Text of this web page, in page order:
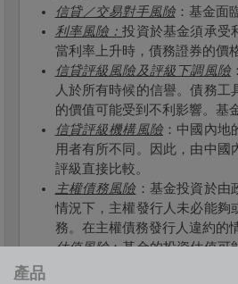
信貸／交易對手風險：基金面
利率風險：投資於基金須承受
當利率上升時，債務證券的價
信貸評級風險及評級下調風險
人於所有時候的信譽。債務
的價值可能受到不利影響。基
信貸評級機構風險：中國內地
用者有所不同。因此，由中
評級直接比較。
主權債務風險：基金投資於由
情況下，主權發行人未必能夠
務。在主權債務發行人違約的
估值風險：基金的投資估值可
產品